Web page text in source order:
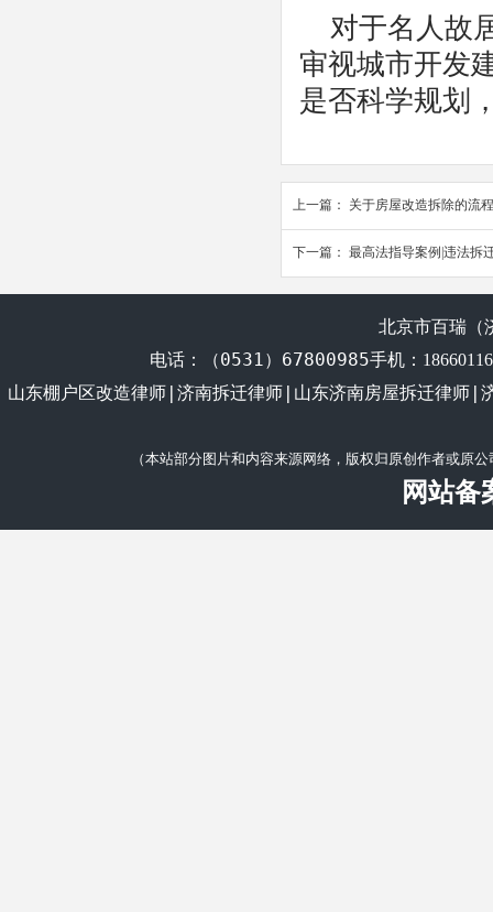
对于名人故
审视城市开发
是否科学规划
上一篇： 关于房屋改造拆除的流
下一篇： 最高法指导案例|违法拆
北京市百瑞（
电话： （0531）67800985手机：
山东棚户区改造律师|济南拆迁律师|山东济南房屋拆迁律师
（本站部分图片和内容来源网络，版权归原创作者或原
网站备